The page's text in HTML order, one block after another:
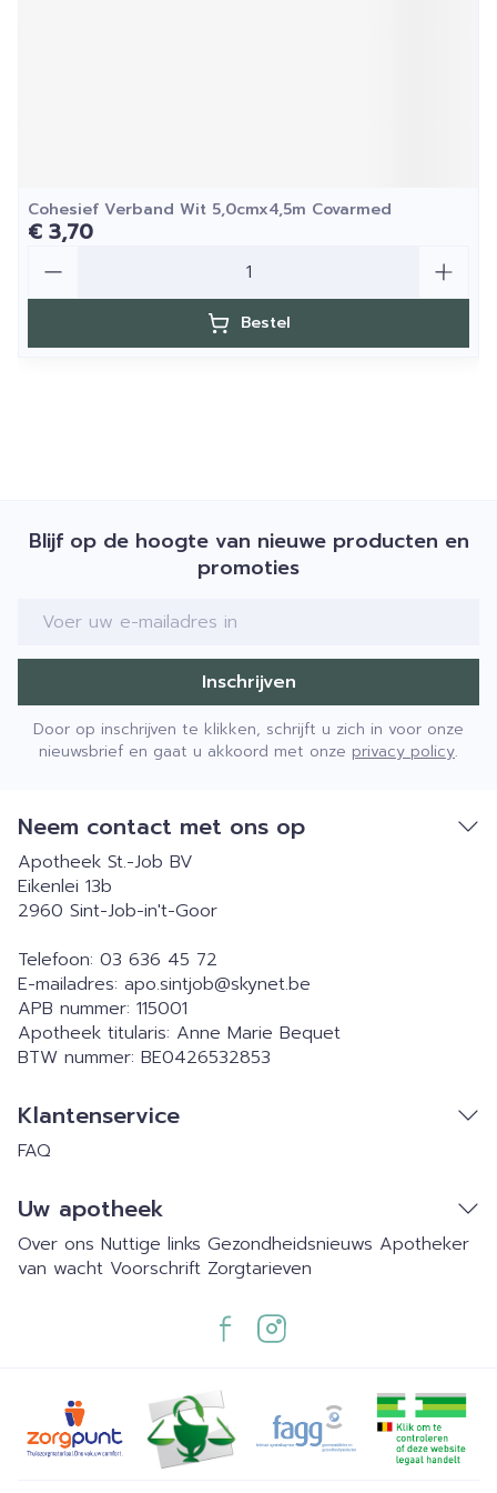
Cohesief Verband Wit 5,0cmx4,5m Covarmed
€ 3,70
Bestel
Blijf op de hoogte van nieuwe producten en
promoties
E-mail adres
Inschrijven
Door op inschrijven te klikken, schrijft u zich in voor onze
nieuwsbrief en gaat u akkoord met onze privacy policy.
Neem contact met ons op
Apotheek St.-Job BV
Eikenlei 13b
2960 Sint-Job-in't-Goor
Telefoon: 03 636 45 72
E-mailadres: apo.sintjob@skynet.be
APB nummer: 115001
Apotheek titularis: Anne Marie Bequet
BTW nummer: BE0426532853
Klantenservice
FAQ
Uw apotheek
Over ons Nuttige links Gezondheidsnieuws Apotheker
van wacht Voorschrift Zorgtarieven